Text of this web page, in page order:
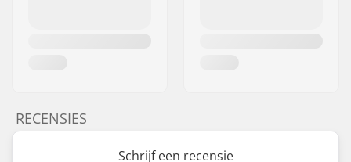
RECENSIES
Schrijf een recensie